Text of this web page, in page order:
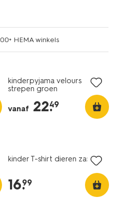
HEMA winkels
kinderpyjama velours
strepen groen
vanaf 22.
49
kinder T-shirt dieren zand
16.
99